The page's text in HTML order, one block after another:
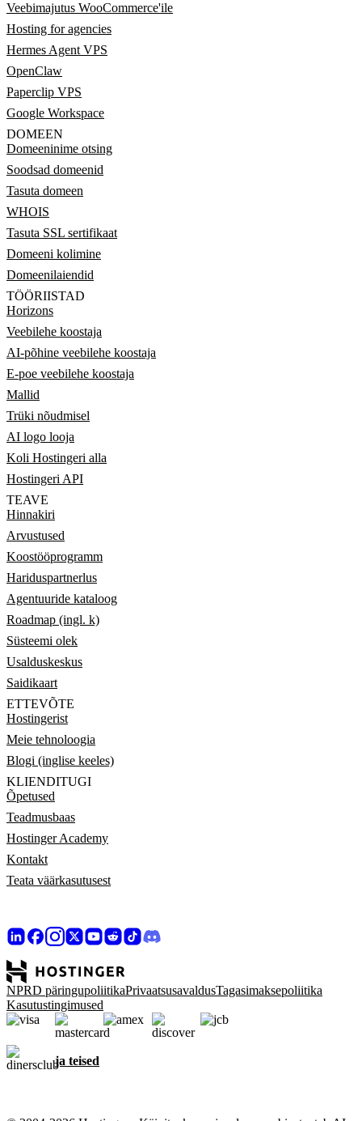
Veebimajutus WooCommerce'ile
Hosting for agencies
Hermes Agent VPS
OpenClaw
Paperclip VPS
Google Workspace
DOMEEN
Domeeninime otsing
Soodsad domeenid
Tasuta domeen
WHOIS
Tasuta SSL sertifikaat
Domeeni kolimine
Domeenilaiendid
TÖÖRIISTAD
Horizons
Veebilehe koostaja
AI-põhine veebilehe koostaja
E-poe veebilehe koostaja
Mallid
Trüki nõudmisel
AI logo looja
Koli Hostingeri alla
Hostingeri API
TEAVE
Hinnakiri
Arvustused
Koostööprogramm
Hariduspartnerlus
Agentuuride kataloog
Roadmap (ingl. k)
Süsteemi olek
Usalduskeskus
Saidikaart
ETTEVÕTE
Hostingerist
Meie tehnoloogia
Blogi (inglise keeles)
KLIENDITUGI
Õpetused
Teadmusbaas
Hostinger Academy
Kontakt
Teata väärkasutusest
NPRD päringupoliitikaPrivaatsusavaldusTagasimaksepoliitika
Kasutustingimused
ja teised